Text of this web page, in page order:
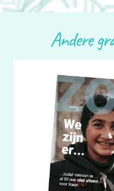
Andere